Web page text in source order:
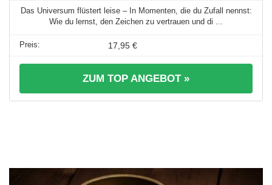
Das Universum flüstert leise – In Momenten, die du Zufall nennst:
Wie du lernst, den Zeichen zu vertrauen und di ...
17,95 €
ZUM TOP ANGEBOT »